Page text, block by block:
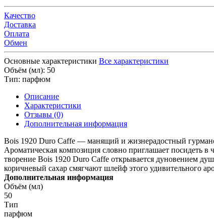
Качество
Доставка
Оплата
Обмен
Основные характеристики Все характеристики
Объём (мл): 50
Тип: парфюм
Описание
Характеристики
Отзывы (0)
Дополнительная информация
Bois 1920 Duro Caffe — манящий и жизнерадостный
Ароматическая композиция словно приглашает посидеть
творение Bois 1920 Duro Caffe открывается дуновением
коричневый сахар смягчают шлейф этого удивительного
Дополнительная информация
Объём (мл)
50
Тип
парфюм